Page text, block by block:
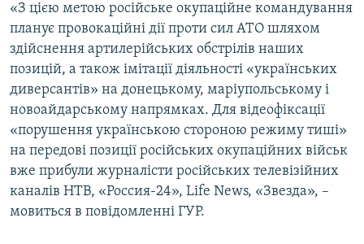
Усі сайти RFE/RL
«З цією метою російське окупаційне командування
планує провокаційні дії проти сил АТО шляхом
здійснення артилерійських обстрілів наших
позицій, а також імітації діяльності «українських
диверсантів» на донецькому, маріупольському і
новоайдарському напрямках. Для відеофіксації
«порушення українською стороною режиму тиші»
на передові позиції російських окупаційних військ
вже прибули журналісти російських телевізійних
каналів НТВ, «Россия-24», Life News, «Звезда», –
мовиться в повідомленні ГУР.